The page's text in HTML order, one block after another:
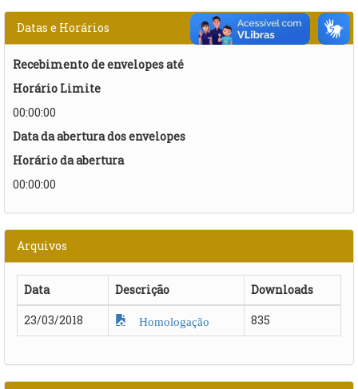
Datas e Horários
Recebimento de envelopes até
Horário Limite
00:00:00
Data da abertura dos envelopes
Horário da abertura
00:00:00
Arquivos
Data Descrição
Downloads
23/03/2018
Homologação 835